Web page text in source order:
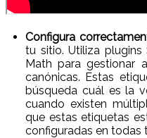
Configura
tu sitio. Utiliza plugins
Math para gestionar
canónicas. Estas
búsqueda cuál es la
cuando existen
que estas etiquetas
configuradas en todas